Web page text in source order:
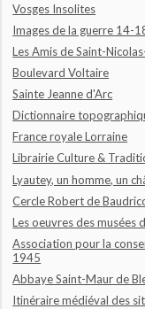
Vosges Insolites
Images de la guerre 14-
Les Amis de Saint-
Boulevard Voltaire
Sainte Jeanne d'Arc
Dictionnaire
France royale Lorraine
Librairie Culture &
Lyautey, un homme, un
Cercle Robert de
Les oeuvres des musées
Association pour la
1945
Abbaye Saint-Maur de
Itinéraire médiéval des